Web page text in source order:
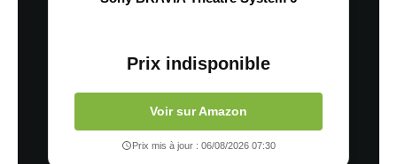
Prix indisponible
Voir sur Amazon
Prix mis à jour : 06/08/2026 07:30